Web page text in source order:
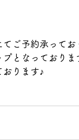
てご予約承ってお
となっており
おります♪